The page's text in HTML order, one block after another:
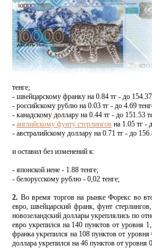
тенге;
- швейцарскому франку на 0.84 тг - до 154.37
- российскому рублю на 0.03 тг - до 4.69
- канадскому доллару на 0.44 тг - до 151.53
- английскому фунту стерлингов на 1.05 тг -
- австралийскому доллару на 0.71 тг - до
и оставил без изменений к:
- японской иене - 1.88 тенге;
- белорусскому рублю - 0,02 тенге;
2. Во время торгов на рынке Форекс во
евро, швейцарский франк, фунт
новозеландский доллары укреплялись по
евро укрепился на 140 пунктов от уровня
франка укрепился на 108 пунктов от
доллара укрепился на 46 пунктов от уровня